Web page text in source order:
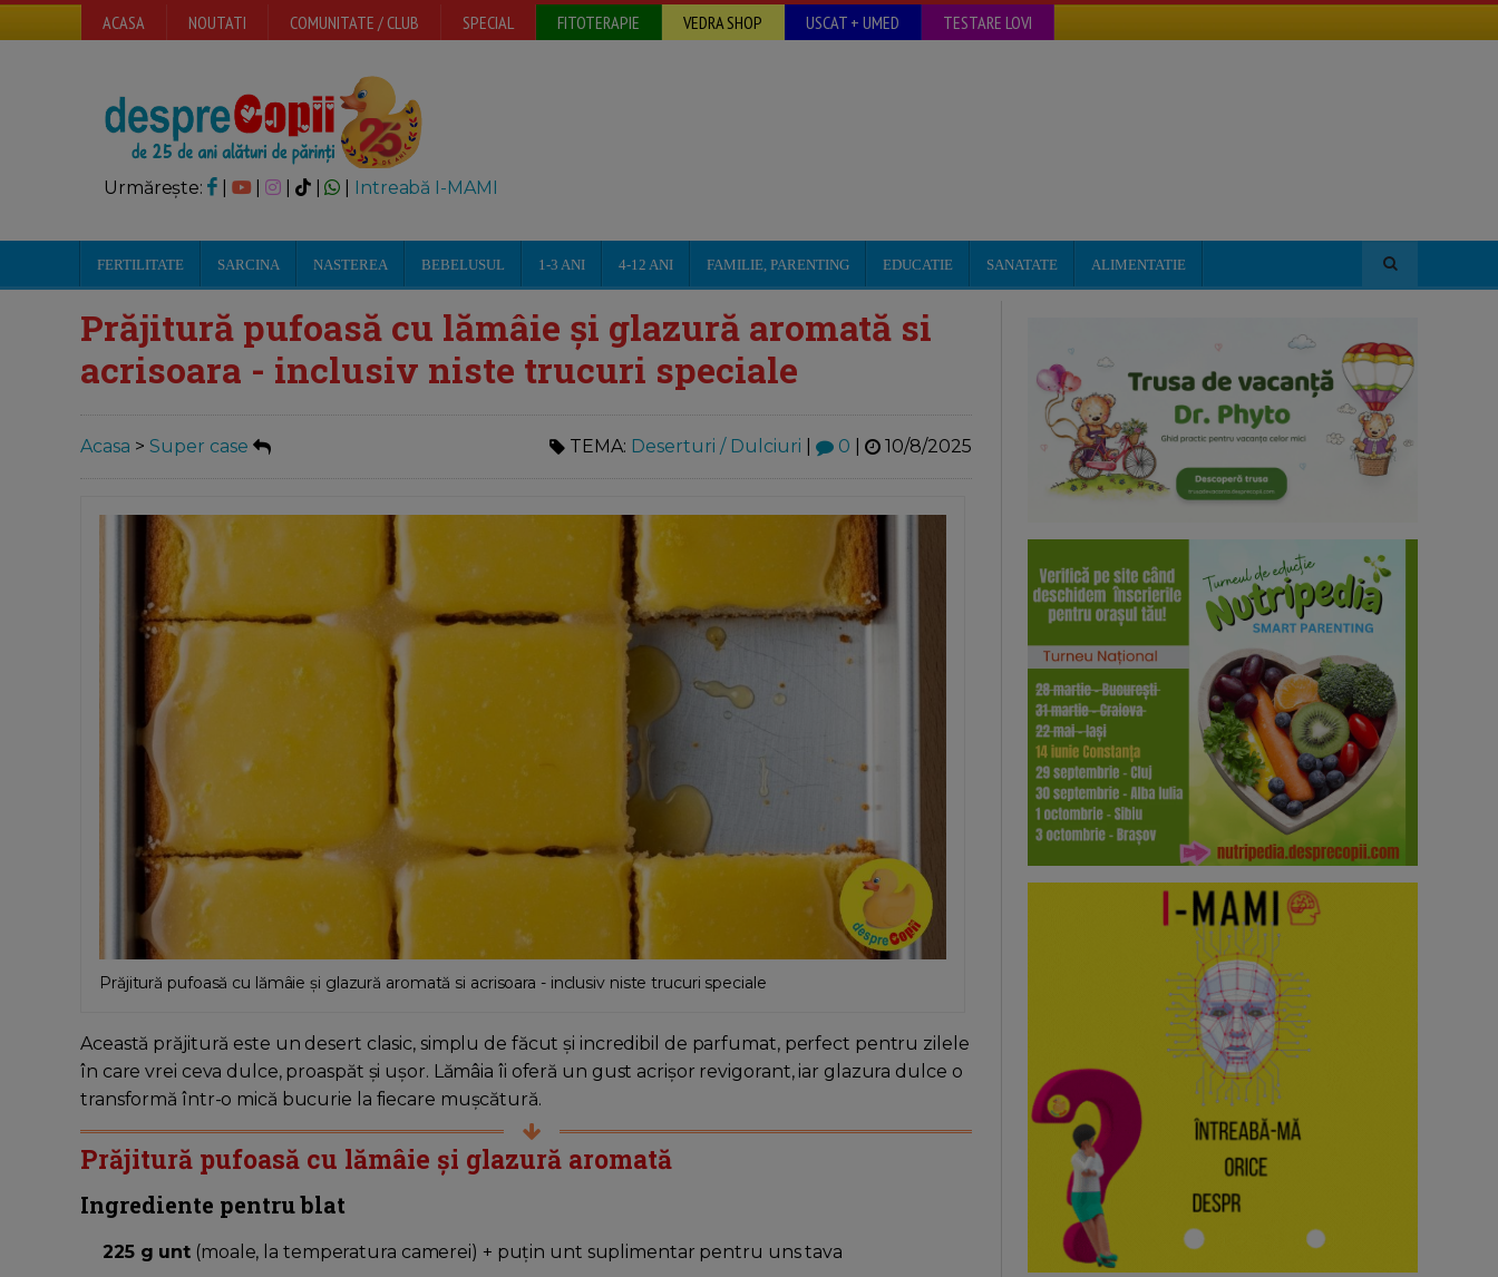
ACASA NOUTATI COMUNITATE / CLUB SPECIAL FITOTERAPIE VEDRA SHOP USCAT + UMED TESTARE LOVI
Urmărește: | | Intreabă I-MAMI
FERTILITATE SARCINA NASTEREA BEBELUSUL 1-3 ANI 4-12 ANI FAMILIE, PARENTING EDUCATIE SANATATE ALIMENTATIE
Prăjitură pufoasă cu lămâie și glazură aromată si
acrisoara - inclusiv niste trucuri speciale
Acasa > Super case TEMA: Deserturi / Dulciuri 0 10/8/2025
Prăjitură pufoasă cu lămâie și glazură aromată si acrisoara - inclusiv niste trucuri speciale
Această prăjitură este un desert clasic, simplu de făcut și incredibil de parfumat, perfect pentru zilele
în care vrei ceva dulce, proaspăt și ușor. Lămâia îi oferă un gust acrișor revigorant, iar glazura dulce o
transformă într-o mică bucurie la fiecare mușcătură.
Prăjitură pufoasă cu lămâie și glazură aromată
Ingrediente pentru blat
225 g unt (moale, la temperatura camerei) + puțin unt suplimentar pentru uns tava